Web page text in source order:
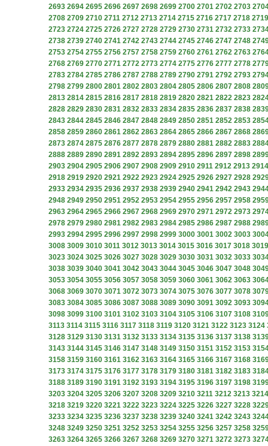
2693 2694 2695 2696 2697 2698 2699 2700 2701 2702 2703
2708 2709 2710 2711 2712 2713 2714 2715 2716 2717 2718 2719
2723 2724 2725 2726 2727 2728 2729 2730 2731 2732 2733
2738 2739 2740 2741 2742 2743 2744 2745 2746 2747 2748
2753 2754 2755 2756 2757 2758 2759 2760 2761 2762 2763
2768 2769 2770 2771 2772 2773 2774 2775 2776 2777 2778
2783 2784 2785 2786 2787 2788 2789 2790 2791 2792 2793
2798 2799 2800 2801 2802 2803 2804 2805 2806 2807 2808
2813 2814 2815 2816 2817 2818 2819 2820 2821 2822 2823
2828 2829 2830 2831 2832 2833 2834 2835 2836 2837 2838
2843 2844 2845 2846 2847 2848 2849 2850 2851 2852 2853
2858 2859 2860 2861 2862 2863 2864 2865 2866 2867 2868
2873 2874 2875 2876 2877 2878 2879 2880 2881 2882 2883
2888 2889 2890 2891 2892 2893 2894 2895 2896 2897 2898
2903 2904 2905 2906 2907 2908 2909 2910 2911 2912 2913 2914
2918 2919 2920 2921 2922 2923 2924 2925 2926 2927 2928
2933 2934 2935 2936 2937 2938 2939 2940 2941 2942 2943
2948 2949 2950 2951 2952 2953 2954 2955 2956 2957 2958
2963 2964 2965 2966 2967 2968 2969 2970 2971 2972 2973
2978 2979 2980 2981 2982 2983 2984 2985 2986 2987 2988
2993 2994 2995 2996 2997 2998 2999 3000 3001 3002 3003
3008 3009 3010 3011 3012 3013 3014 3015 3016 3017 3018 3019
3023 3024 3025 3026 3027 3028 3029 3030 3031 3032 3033
3038 3039 3040 3041 3042 3043 3044 3045 3046 3047 3048
3053 3054 3055 3056 3057 3058 3059 3060 3061 3062 3063
3068 3069 3070 3071 3072 3073 3074 3075 3076 3077 3078
3083 3084 3085 3086 3087 3088 3089 3090 3091 3092 3093
3098 3099 3100 3101 3102 3103 3104 3105 3106 3107 3108
3113 3114 3115 3116 3117 3118 3119 3120 3121 3122 3123 3124
3128 3129 3130 3131 3132 3133 3134 3135 3136 3137 3138
3143 3144 3145 3146 3147 3148 3149 3150 3151 3152 3153
3158 3159 3160 3161 3162 3163 3164 3165 3166 3167 3168
3173 3174 3175 3176 3177 3178 3179 3180 3181 3182 3183
3188 3189 3190 3191 3192 3193 3194 3195 3196 3197 3198
3203 3204 3205 3206 3207 3208 3209 3210 3211 3212 3213 3214
3218 3219 3220 3221 3222 3223 3224 3225 3226 3227 3228
3233 3234 3235 3236 3237 3238 3239 3240 3241 3242 3243
3248 3249 3250 3251 3252 3253 3254 3255 3256 3257 3258
3263 3264 3265 3266 3267 3268 3269 3270 3271 3272 3273